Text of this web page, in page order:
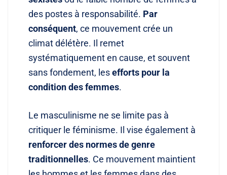
des postes à responsabilité. Par
conséquent, ce mouvement crée un
climat délétère. Il remet
systématiquement en cause, et souvent
sans fondement, lesefforts pour la
condition des femmes.
Le masculinisme ne se limite pas à
critiquer le féminisme. Il vise également à
renforcer des normes de genre
traditionnelles. Ce mouvement maintient